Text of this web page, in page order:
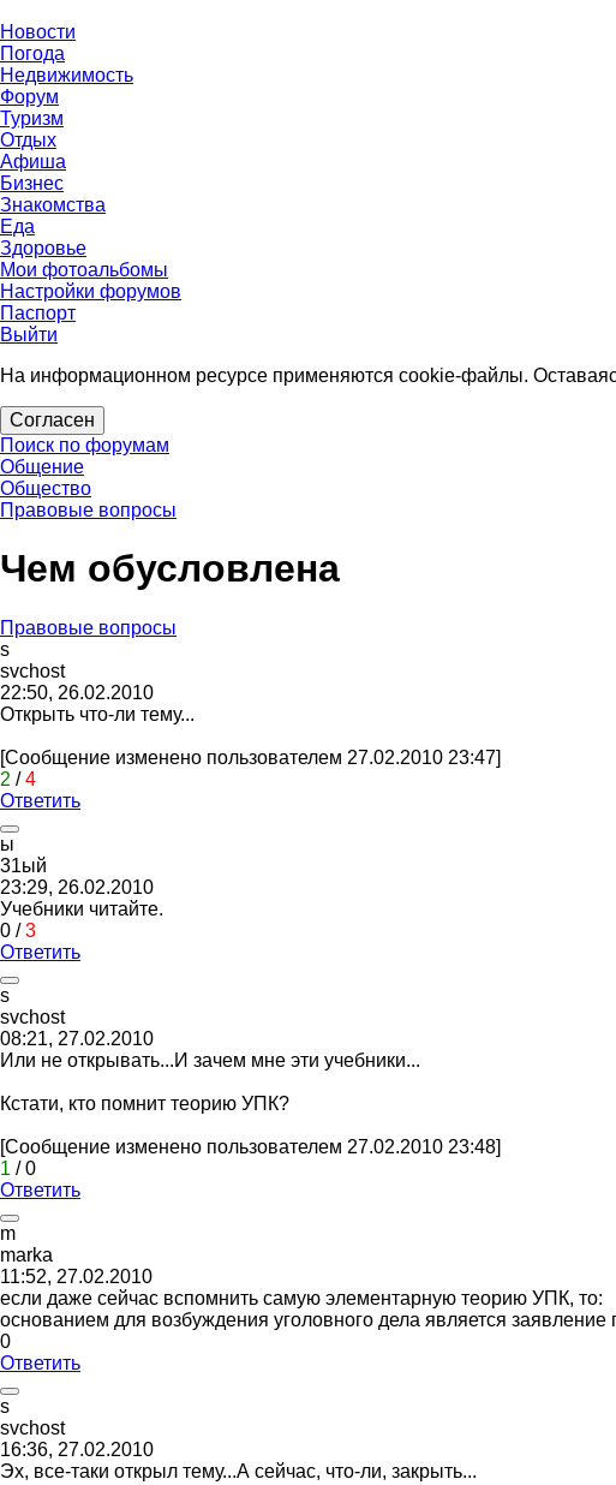
Новости
Погода
Недвижимость
Форум
Туризм
Отдых
Афиша
Бизнес
Знакомства
Еда
Здоровье
Мои фотоальбомы
Настройки форумов
Паспорт
Выйти
На информационном ресурсе применяются cookie-файлы.
Согласен
Поиск по форумам
Общение
Общество
Правовые вопросы
Чем обусловлена
Правовые вопросы
s
svchost
22:50, 26.02.2010
Открыть что-ли тему...
[Сообщение изменено пользователем 27.02.2010 23:47]
2 /4
Ответить
ы
31ый
23:29, 26.02.2010
Учебники читайте.
0 /3
Ответить
s
svchost
08:21, 27.02.2010
Или не открывать...И зачем мне эти учебники...
Кстати, кто помнит теорию УПК?
[Сообщение изменено пользователем 27.02.2010 23:48]
1 /0
Ответить
m
marka
11:52, 27.02.2010
если даже сейчас вспомнить самую элементарную теорию УПК, то:
основанием для возбуждения уголовного дела является заявление
0
Ответить
s
svchost
16:36, 27.02.2010
Эх, все-таки открыл тему...А сейчас, что-ли, закрыть...